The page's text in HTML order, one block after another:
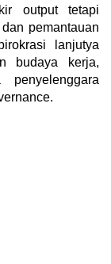
output tetapi
pemantauan
lanjutya
budaya kerja,